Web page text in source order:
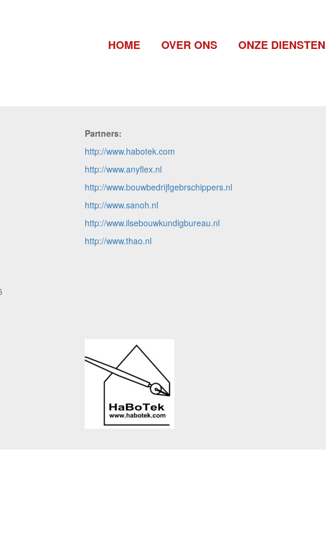
HOME OVER ONS ONZE DIENSTEN
Partners:
http://www.habotek.com
http://www.anyflex.nl
http://www.bouwbedrijfgebrschippers.nl
http://www.sanoh.nl
http://www.ilsebouwkundigbureau.nl
http://www.thao.nl